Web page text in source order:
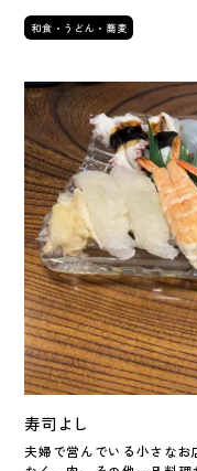
和食・うどん・蕎麦
寿司よし
夫婦で営んでいる小さな